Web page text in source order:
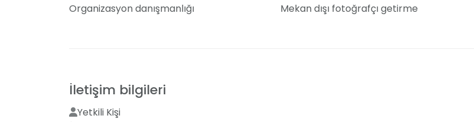
Organizasyon danışmanlığı
Mekan dışı fotoğrafçı getirme
İletişim bilgileri
Yetkili Kişi